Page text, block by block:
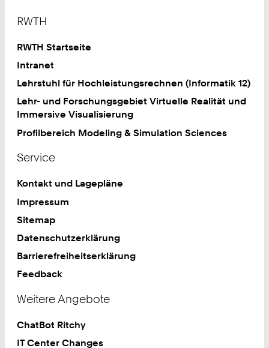
RWTH
RWTH Startseite
Intranet
Lehrstuhl für Hochleistungsrechnen (Informatik 12)
Lehr- und Forschungsgebiet Virtuelle Realität und
Immersive Visualisierung
Profilbereich Modeling & Simulation Sciences
Service
Kontakt und Lagepläne
Impressum
Sitemap
Datenschutzerklärung
Barrierefreiheitserklärung
Feedback
Weitere Angebote
ChatBot Ritchy
IT Center Changes